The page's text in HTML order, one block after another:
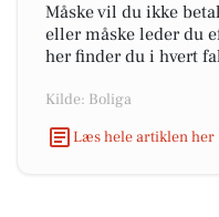
Måske vil du ikke
eller måske leder du
her finder du i hvert
Kilde: Boliga
Læs hele artiklen her